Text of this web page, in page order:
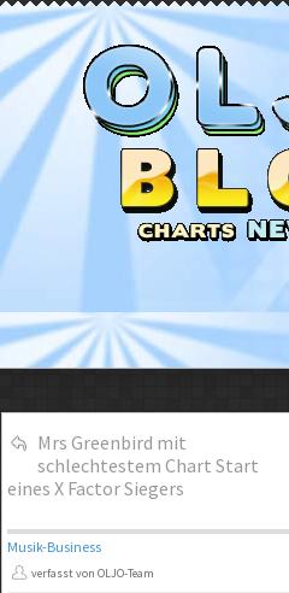
Mrs Greenbird mit
schlechtestem Chart Start
eines X Factor Siegers
Musik-Business
verfasst von OLJO-Team